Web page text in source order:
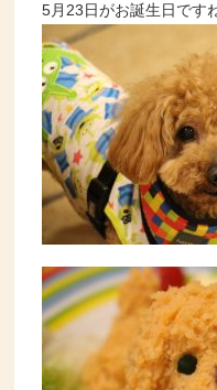
5月23日がお誕生日です